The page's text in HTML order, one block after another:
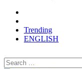
Trending
ENGLISH